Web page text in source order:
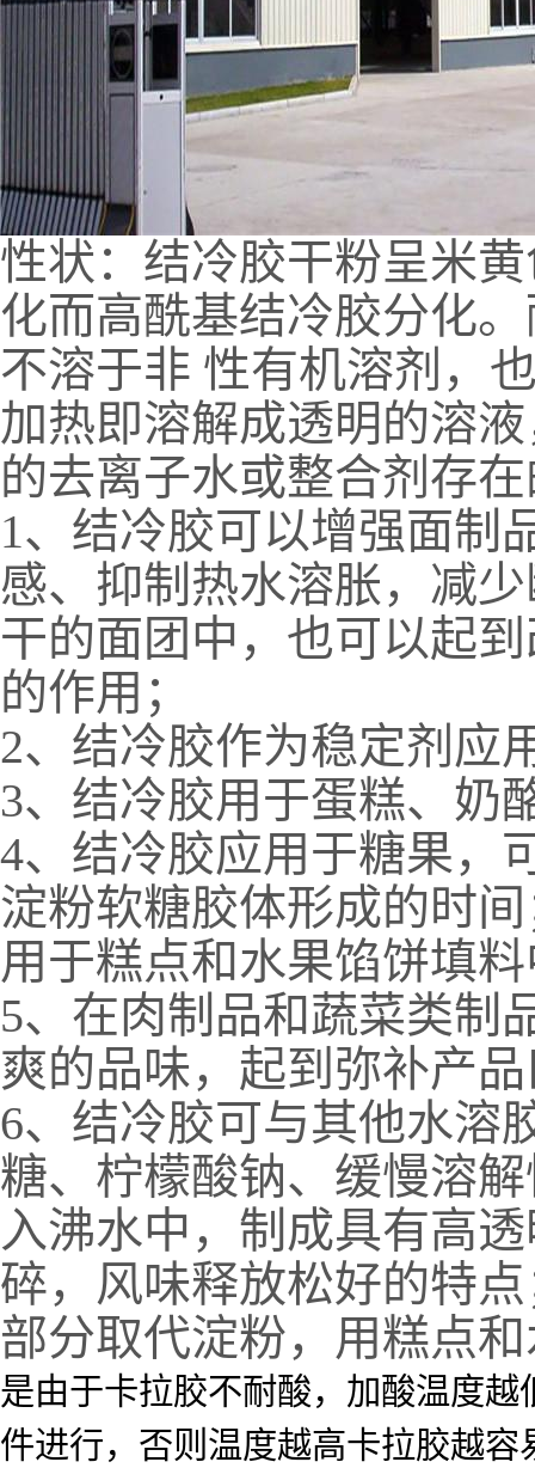
性状：结冷胶干粉呈米
化而高酰基结冷胶分化
不溶于非 性有机溶剂，
加热即溶解成透明的溶
的去离子水或整合剂存
1、结冷胶可以增强面制
感、抑制热水溶胀，减
干的面团中，也可以起
的作用；
2、结冷胶作为稳定剂应
3、结冷胶用于蛋糕、奶
4、结冷胶应用于糖果，
淀粉软糖胶体形成的时
用于糕点和水果馅饼填
5、在肉制品和蔬菜类制
爽的品味，起到弥补产
6、结冷胶可与其他水溶
糖、柠檬酸钠、缓慢溶
入沸水中，制成具有高
碎，风味释放松好的特
部分取代淀粉，用糕点
是由于卡拉胶不耐酸，加酸温度
件进行，否则温度越高卡拉胶越